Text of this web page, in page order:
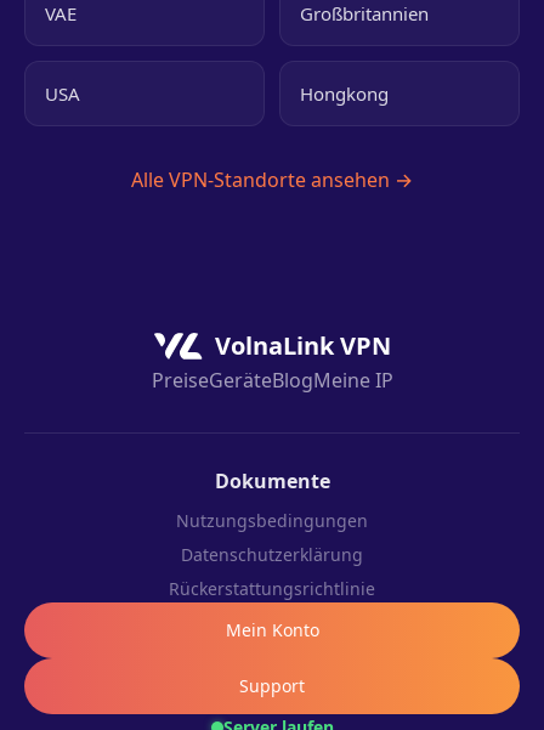
VAE Großbritannien
USA Hongkong
Alle VPN-Standorte ansehen →
VolnaLink VPN
PreiseGeräteBlogMeine IP
Dokumente
Nutzungsbedingungen
Datenschutzerklärung
Rückerstattungsrichtlinie
Mein Konto
Support